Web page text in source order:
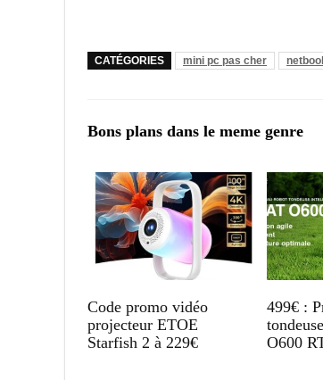
CATÉGORIES mini pc pas cher
Bons plans dans le meme genre
Code promo vidéo
projecteur ETOE
Starfish 2 à 229€
499€ :
O600